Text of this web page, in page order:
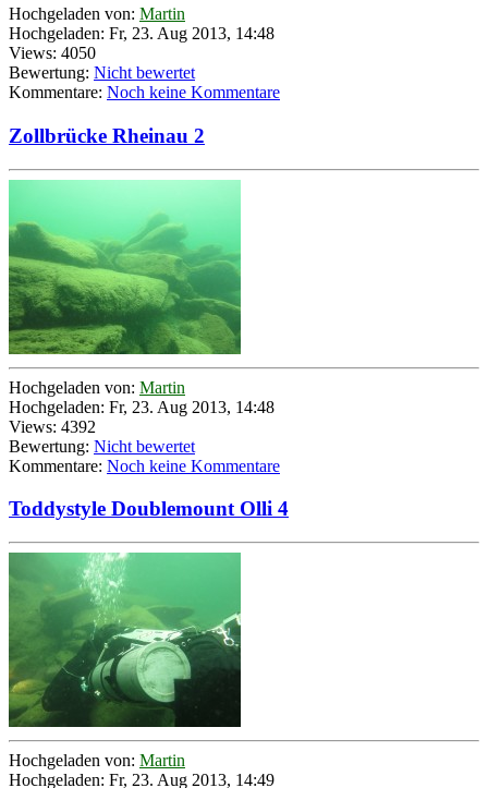
Hochgeladen von: Martin
Hochgeladen: Fr, 23. Aug 2013, 14:48
Views: 4050
Bewertung: Nicht bewertet
Kommentare: Noch keine Kommentare
Zollbrücke Rheinau 2
Hochgeladen von: Martin
Hochgeladen: Fr, 23. Aug 2013, 14:48
Views: 4392
Bewertung: Nicht bewertet
Kommentare: Noch keine Kommentare
Toddystyle Doublemount Olli 4
Hochgeladen von: Martin
Hochgeladen: Fr, 23. Aug 2013, 14:49